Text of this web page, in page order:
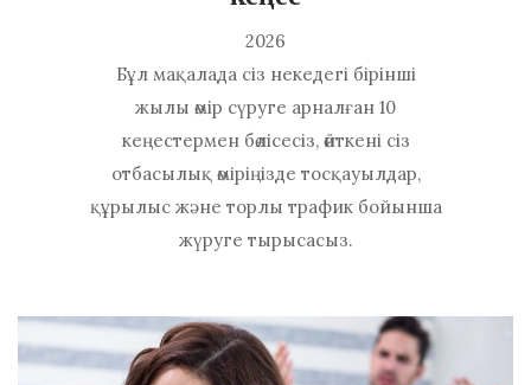
2026
Бұл мақалада сіз некедегі бірінші
жылы өмір сүруге арналған 10
кеңестермен бөлісесіз, өйткені сіз
отбасылық өміріңізде тосқауылдар,
құрылыс және торлы трафик бойынша
жүруге тырысасыз.